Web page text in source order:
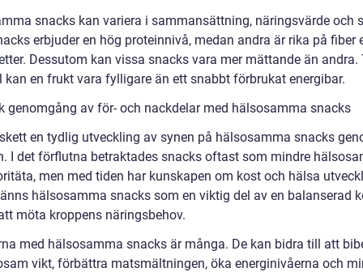
snacks kan variera i sammansättning, näringsvärde och
erbjuder en hög proteinnivå, medan andra är rika på fiber
Dessutom kan vissa snacks vara mer mättande än andra.
kan en frukt vara fylligare än ett snabbt förbrukat energibar.
genomgång av för- och nackdelar med hälsosamma snacks
en tydlig utveckling av synen på hälsosamma snacks
I det förflutna betraktades snacks oftast som mindre
men med tiden har kunskapen om kost och hälsa
hälsosamma snacks som en viktig del av en balanserad
möta kroppens näringsbehov.
med hälsosamma snacks är många. De kan bidra till att
vikt, förbättra matsmältningen, öka energinivåerna och